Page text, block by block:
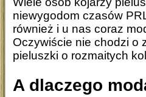
niewygodom czasów
również i u nas coraz
Oczywiście nie chodzi o
pieluszki o rozmaitych
A dlaczego